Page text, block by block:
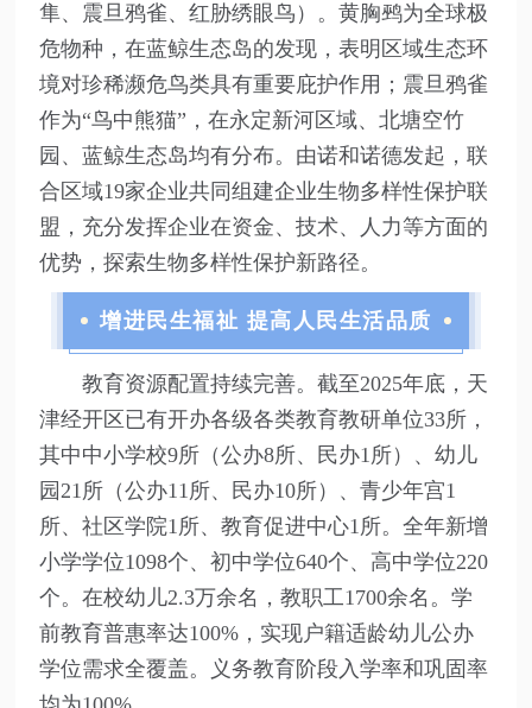
隼、震旦鸦雀、红胁绣眼鸟）。黄胸鹀为全球极
危物种，在蓝鲸生态岛的发现，表明区域生态环
境对珍稀濒危鸟类具有重要庇护作用；震旦鸦雀
作为“鸟中熊猫”，在永定新河区域、北塘空竹
园、蓝鲸生态岛均有分布。由诺和诺德发起，联
合区域19家企业共同组建企业生物多样性保护联
盟，充分发挥企业在资金、技术、人力等方面的
优势，探索生物多样性保护新路径。
增进民生福祉 提高人民生活品质
教育资源配置持续完善。截至2025年底，天
津经开区已有开办各级各类教育教研单位33所，
其中中小学校9所（公办8所、民办1所）、幼儿
园21所（公办11所、民办10所）、青少年宫1
所、社区学院1所、教育促进中心1所。全年新增
小学学位1098个、初中学位640个、高中学位220
个。在校幼儿2.3万余名，教职工1700余名。学
前教育普惠率达100%，实现户籍适龄幼儿公办
学位需求全覆盖。义务教育阶段入学率和巩固率